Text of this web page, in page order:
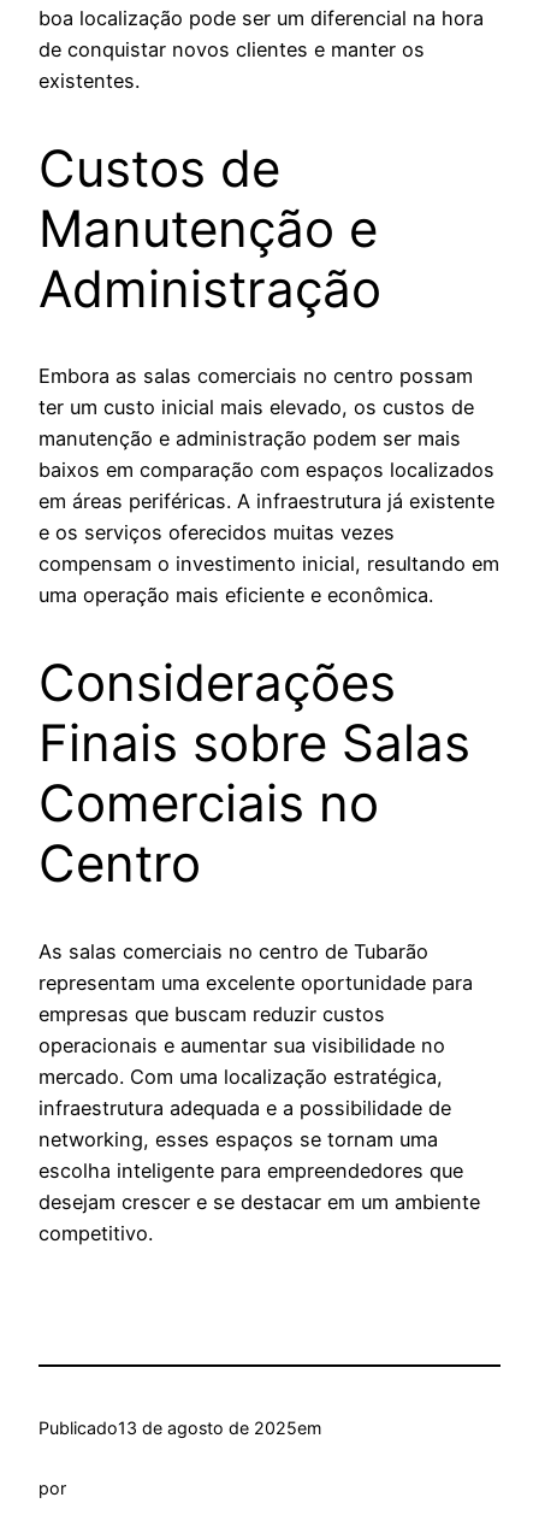
boa localização pode ser um diferencial na hora
de conquistar novos clientes e manter os
existentes.
Custos de
Manutenção e
Administração
Embora as salas comerciais no centro possam
ter um custo inicial mais elevado, os custos de
manutenção e administração podem ser mais
baixos em comparação com espaços localizados
em áreas periféricas. A infraestrutura já existente
e os serviços oferecidos muitas vezes
compensam o investimento inicial, resultando em
uma operação mais eficiente e econômica.
Considerações
Finais sobre Salas
Comerciais no
Centro
As salas comerciais no centro de Tubarão
representam uma excelente oportunidade para
empresas que buscam reduzir custos
operacionais e aumentar sua visibilidade no
mercado. Com uma localização estratégica,
infraestrutura adequada e a possibilidade de
networking, esses espaços se tornam uma
escolha inteligente para empreendedores que
desejam crescer e se destacar em um ambiente
competitivo.
Publicado13 de agosto de 2025em
por